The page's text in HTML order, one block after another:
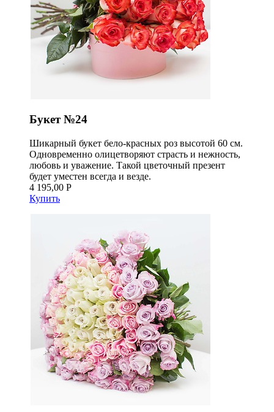
Букет №24
Шикарный букет бело-красных роз высотой 60 см.
Одновременно олицетворяют страсть и нежность,
любовь и уважение. Такой цветочный презент
будет уместен всегда и везде.
4 195,00 Р
Купить